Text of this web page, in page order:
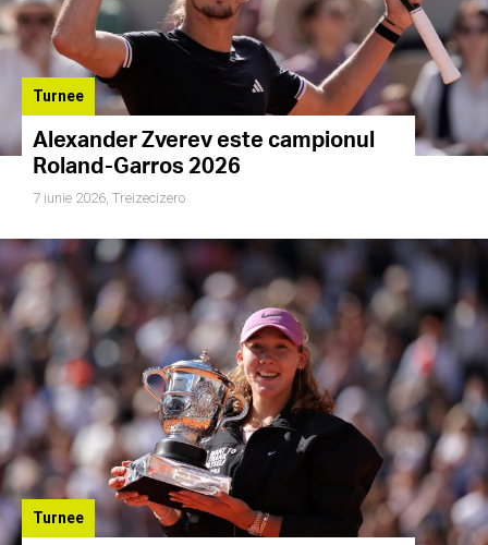
Turnee
Alexander Zverev este campionul
Roland-Garros 2026
7 iunie 2026, Treizecizero
Turnee